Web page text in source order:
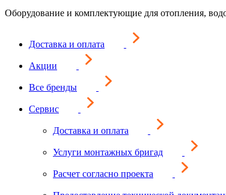
Оборудование и комплектующие для отопления,
Доставка и оплата
Акции
Все бренды
Сервис
Доставка и оплата
Услуги монтажных бригад
Расчет согласно проекта